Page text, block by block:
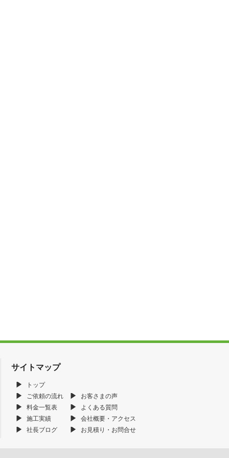
サイトマップ
トップ
ご依頼の流れ
料金一覧表
施工実績
社長ブログ
お客さまの声
よくある質問
会社概要・アクセス
お見積り・お問合せ